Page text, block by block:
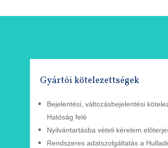
Gyártói kötelezettségek
Bejelentési, változásbejelentési
Hatóság felé
Nyilvántartásba vételi kérelem
Rendszeres adatszolgáltatás a